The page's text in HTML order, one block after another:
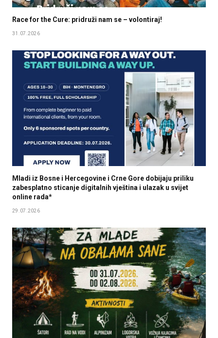
Race for the Cure: pridruži nam se – volontiraj!
31.07.2026
Mladi iz Bosne i Hercegovine i Crne Gore dobijaju priliku
zabesplatno sticanje digitalnih vještina i ulazak u svijet
online rada*
29.07.2026